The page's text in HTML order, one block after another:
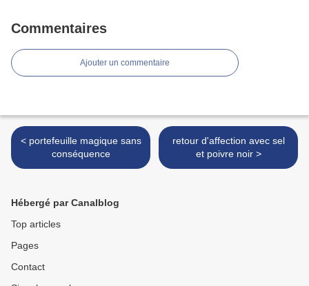
Commentaires
Ajouter un commentaire
< portefeuille magique sans
conséquence
retour d'affection avec sel
et poivre noir >
Hébergé par Canalblog
Top articles
Pages
Contact